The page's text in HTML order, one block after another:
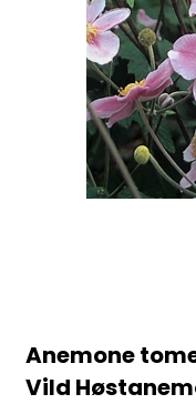
Anemone
Vild